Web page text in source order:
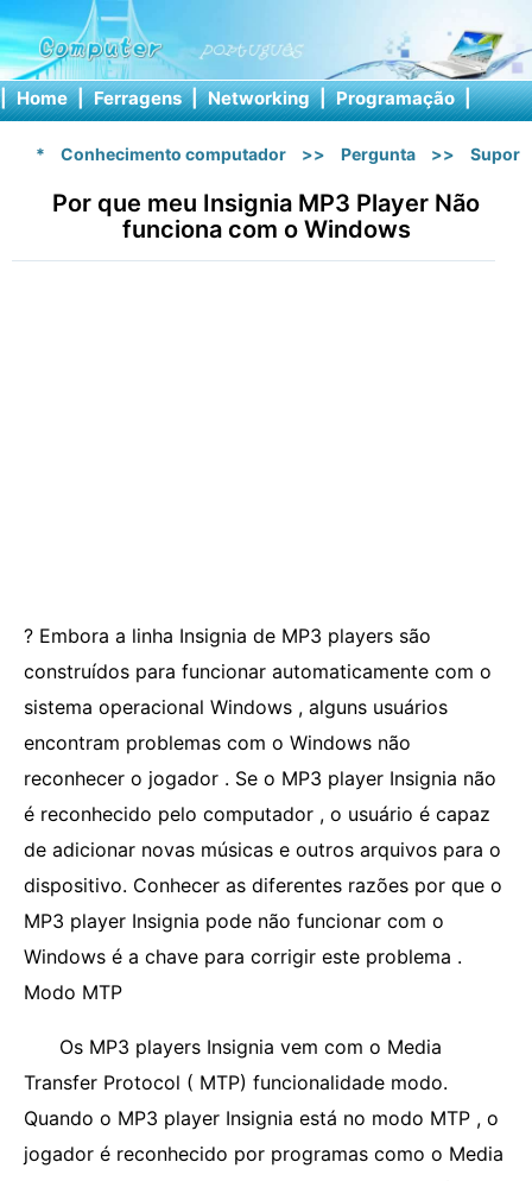
| Home | Ferragens | Networking | Programação |
* Conhecimento computador >> Pergunta >>
Por que meu Insignia MP3 Player Não
funciona com o Windows
? Embora a linha Insignia de MP3 players são
construídos para funcionar automaticamente com o
sistema operacional Windows , alguns usuários
encontram problemas com o Windows não
reconhecer o jogador . Se o MP3 player Insignia não
é reconhecido pelo computador , o usuário é capaz
de adicionar novas músicas e outros arquivos para o
dispositivo. Conhecer as diferentes razões por que o
MP3 player Insignia pode não funcionar com o
Windows é a chave para corrigir este problema .
Modo MTP
Os MP3 players Insignia vem com o Media
Transfer Protocol ( MTP) funcionalidade modo.
Quando o MP3 player Insignia está no modo MTP , o
jogador é reconhecido por programas como o Media